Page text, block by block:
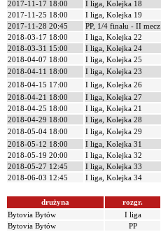
2017-11-17 18:00
I liga, Kolejka 18
2017-11-25 18:00
I liga, Kolejka 19
2017-11-28 20:45
PP, 1/4 finału - II mecz
2018-03-17 18:00
I liga, Kolejka 22
2018-03-31 15:00
I liga, Kolejka 24
2018-04-07 18:00
I liga, Kolejka 25
2018-04-11 18:00
I liga, Kolejka 23
2018-04-15 17:00
I liga, Kolejka 26
2018-04-21 18:00
I liga, Kolejka 27
2018-04-25 18:00
I liga, Kolejka 21
2018-04-29 18:00
I liga, Kolejka 28
2018-05-04 18:00
I liga, Kolejka 29
2018-05-12 18:00
I liga, Kolejka 31
2018-05-19 20:00
I liga, Kolejka 32
2018-05-27 12:45
I liga, Kolejka 33
2018-06-03 12:45
I liga, Kolejka 34
drużyna rozgr.
Bytovia Bytów
I liga
Bytovia Bytów
PP